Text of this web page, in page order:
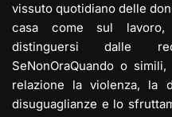
vissuto quotidiano delle
casa come sul lavoro,
distinguersi dalle
SeNonOraQuando o
relazione la violenza, la
disuguaglianze e lo